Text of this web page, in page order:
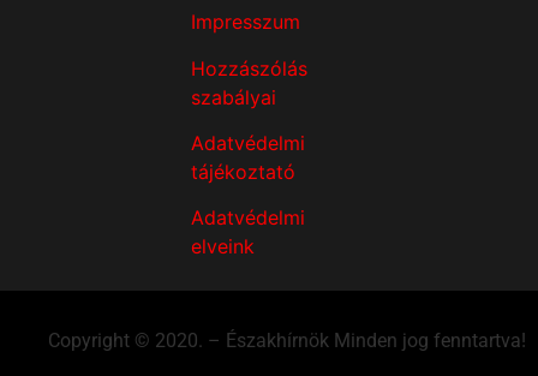
Impresszum
Hozzászólás
szabályai
Adatvédelmi
tájékoztató
Adatvédelmi
elveink
Copyright © 2020. – Északhírnök Minden jog fenntartva!